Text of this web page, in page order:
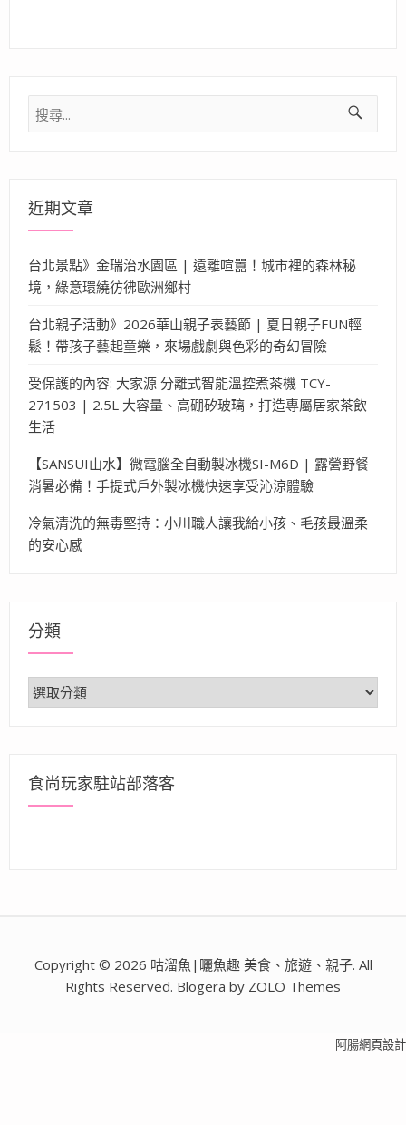
搜
尋
近期文章
台北景點》金瑞治水園區 | 遠離喧囂！城市裡的森林秘
境，綠意環繞彷彿歐洲鄉村
台北親子活動》2026華山親子表藝節 | 夏日親子FUN輕
鬆！帶孩子藝起童樂，來場戲劇與色彩的奇幻冒險
受保護的內容: 大家源 分離式智能溫控煮茶機 TCY-
271503 | 2.5L 大容量、高硼矽玻璃，打造專屬居家茶飲
生活
【SANSUI山水】微電腦全自動製冰機SI-M6D | 露營野餐
消暑必備！手提式戶外製冰機快速享受沁涼體驗
冷氣清洗的無毒堅持：小川職人讓我給小孩、毛孩最溫柔
的安心感
分類
分
類
食尚玩家駐站部落客
Copyright © 2026 咕溜魚|曬魚趣 美食、旅遊、親子. All
Rights Reserved. Blogera by ZOLO Themes
阿腸網頁設計